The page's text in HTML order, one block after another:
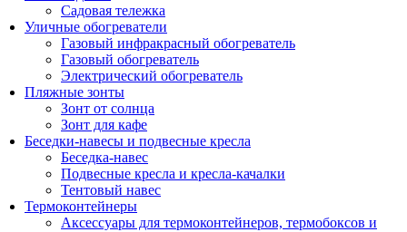
Садовая тележка
Уличные обогреватели
Газовый инфракрасный обогреватель
Газовый обогреватель
Электрический обогреватель
Пляжные зонты
Зонт от солнца
Зонт для кафе
Беседки-навесы и подвесные кресла
Беседка-навес
Подвесные кресла и кресла-качалки
Тентовый навес
Термоконтейнеры
Аксессуары для термоконтейнеров, термобоксов и